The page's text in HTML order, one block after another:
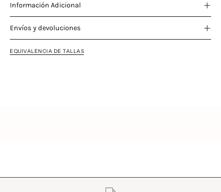
Información Adicional
Envíos y devoluciones
EQUIVALENCIA DE TALLAS